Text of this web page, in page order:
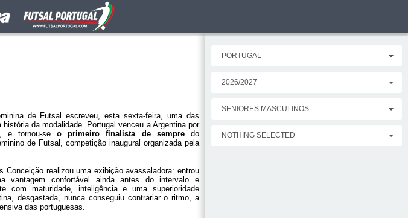
de Futsal escreveu, esta sexta-feira, uma das
da modalidade. Portugal venceu a Argentina por
e tornou-seo primeiro finalista de sempredo
de Futsal, competição inaugural organizada pela
Conceição realizou uma exibição avassaladora: entrou
vantagem confortável ainda antes do intervalo e
com maturidade, inteligência e uma superioridade
desgastada, nunca conseguiu contrariar o ritmo, a
das portuguesas.
PORTUGAL
2026/2027
SENIORES MASCULINOS
NOTHING SELECTED